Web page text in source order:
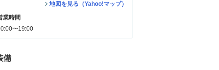
地図を見る（Yahoo!マップ）
業時間
〜19:00
備